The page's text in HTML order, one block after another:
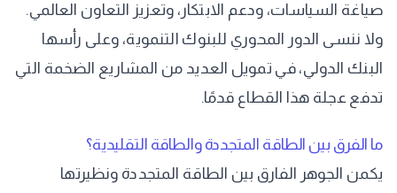
صياغة السياسات، ودعم الابتكار، وتعزيز التعاون العالمي.
ولا ننسى الدور المحوري للبنوك التنموية، وعلى رأسها
البنك الدولي، في تمويل العديد من المشاريع الضخمة التي
تدفع عجلة هذا القطاع قدمًا.
ما الفرق بين الطاقة المتجددة والطاقة التقليدية؟
يكمن الجوهر الفارق بين الطاقة المتجددة ونظيرتها